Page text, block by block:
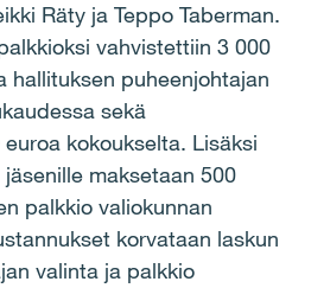
Räty ja Teppo Taberman.
vahvistettiin 3 000
hallituksen puheenjohtajan
sekä
kokoukselta. Lisäksi
maksetaan 500
palkkio valiokunnan
korvataan laskun
valinta ja palkkio